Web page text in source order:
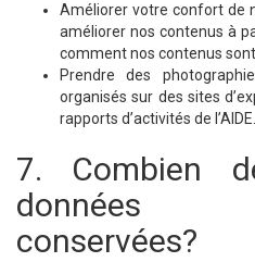
Améliorer votre confort de
améliorer nos contenus à
comment nos contenus
Prendre des
organisés sur des sites
rapports d’activités de l’AIDE.
7. Combien
données
conservées?